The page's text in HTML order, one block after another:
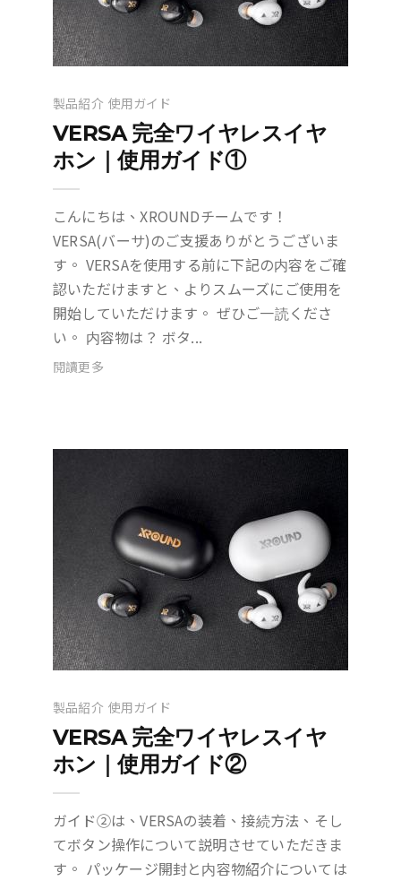
製品紹介 使用ガイド
VERSA 完全ワイヤレスイヤ
ホン｜使用ガイド①
こんにちは、XROUNDチームです！
VERSA(バーサ)のご支援ありがとうございま
す。 VERSAを使用する前に下記の内容をご確
認いただけますと、よりスムーズにご使用を
開始していただけます。 ぜひご一読くださ
い。 内容物は？ ボタ...
閱讀更多
製品紹介 使用ガイド
VERSA 完全ワイヤレスイヤ
ホン｜使用ガイド②
ガイド②は、VERSAの装着、接続方法、そし
てボタン操作について説明させていただきま
す。 パッケージ開封と内容物紹介については